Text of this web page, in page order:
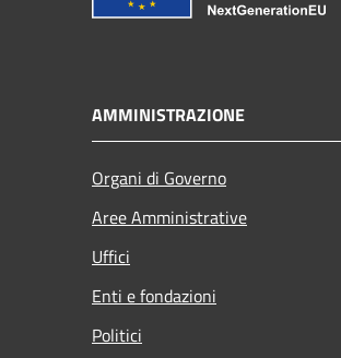
AMMINISTRAZIONE
Organi di Governo
Aree Amministrative
Uffici
Enti e fondazioni
Politici